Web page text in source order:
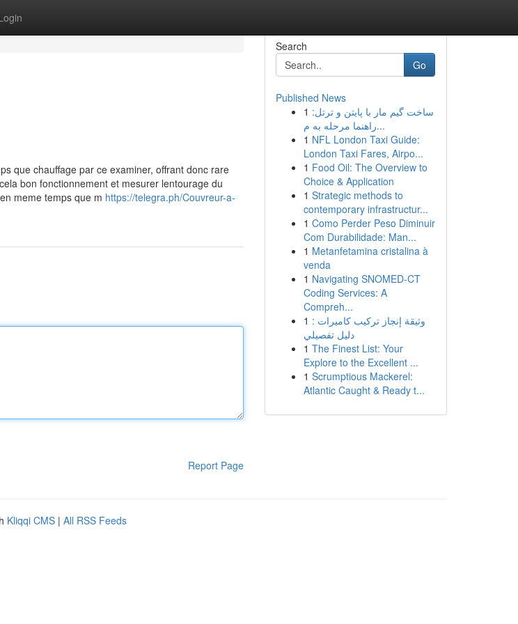
que chauffage par ce examiner, offrant donc rare
bon fonctionnement et mesurer lentourage du
meme temps que m https://telegra.ph/Couvreur-a-
Report Page
Search
Go
Published News
1 ساخت گیم مار با پایتن و ترتل:
راهنما مرحله به م...
1 NFL London Taxi Guide:
London Taxi Fares, Airpo...
1 Food Oil: The Overview to
Choice & Application
1 Strategic methods to
contemporary infrastructur...
1 Como Perder Peso Diminuir
Com Durabilidade: Man...
1 Metanfetamina cristalina à
venda
1 Navigating SNOMED-CT
Coding Services: A
Compreh...
1 وثيقة إنجاز تركيب كاميرات :
دليل تفصيلي
1 The Finest List: Your
Explore to the Excellent ...
1 Scrumptious Mackerel:
Atlantic Caught & Ready t...
Kliqqi CMS | All RSS Feeds